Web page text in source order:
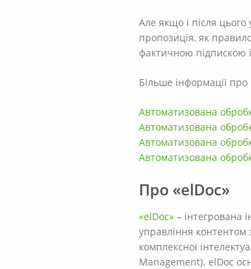
Але якщо і після
пропозиція, як
фактичною підпискою
Більше інформації
Автоматизована
Автоматизована
Автоматизована
Автоматизована
Про «elDoc»
«elDoc» – інтегрована
управління контентом
комплексної
Management). elDoc